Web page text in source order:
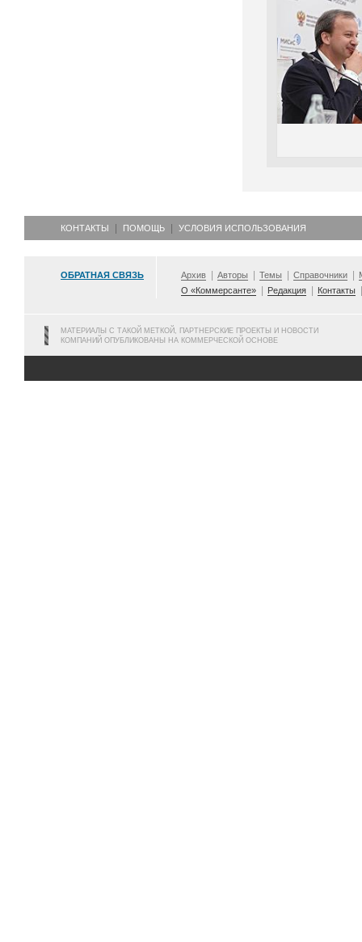
КОНТАКТЫ ПОМОЩЬ УСЛОВИЯ ИСПОЛЬЗОВАНИЯ
ОБРАТНАЯ СВЯЗЬ Архив Авторы Темы Справочники
О «Коммерсанте»
Редакция Контакты
МАТЕРИАЛЫ С ТАКОЙ МЕТКОЙ, ПАРТНЕРСКИЕ ПРОЕКТЫ И НОВОСТИ
КОМПАНИЙ ОПУБЛИКОВАНЫ НА КОММЕРЧЕСКОЙ ОСНОВЕ